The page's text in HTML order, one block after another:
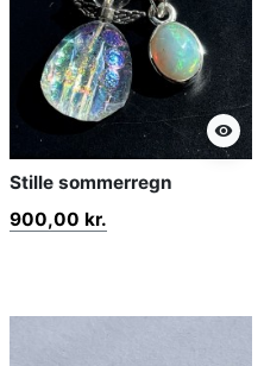
visibility
Stille sommerregn
900,00 kr.